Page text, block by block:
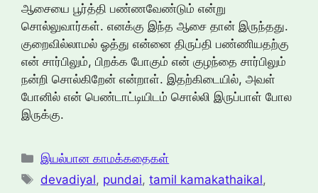
ஆசையை பூர்த்தி பண்ணவேண்டும் என்று
சொல்லுவார்கள். எனக்கு இந்த ஆசை தான் இருந்தது.
குறைவில்லாமல் ஓத்து என்னை திருப்தி பண்ணியதற்கு
என் சார்பிலும், பிறக்க போகும் என் குழந்தை சார்பிலும்
நன்றி சொல்கிறேன் என்றாள். இதற்கிடையில், அவள்
போனில் என் பெண்டாட்டியிடம் சொல்லி இருப்பாள் போல
இருக்கு.
Categories
இயல்பான காமக்கதைகள்
Tags
devadiyal, pundai,tamil kamakathaikal,